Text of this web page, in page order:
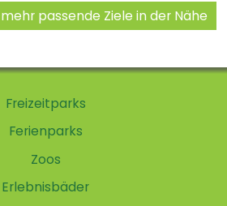
mehr passende Ziele in der Nähe
Freizeitparks
Ferienparks
Zoos
Erlebnisbäder